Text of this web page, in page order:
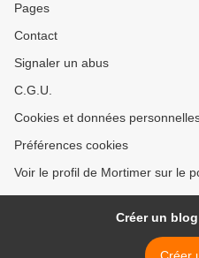
Pages
Contact
Signaler un abus
C.G.U.
Cookies et données
Préférences cookies
Voir le profil de Mortimer sur le
Créer un